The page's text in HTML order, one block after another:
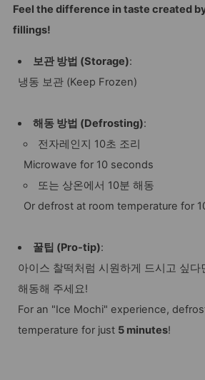
Feel the difference in taste created
fillings!
보관 방법 (Storage):
냉동 보관 (Keep Frozen)
해동 방법 (Defrosting):
전자레인지 10초 조리
Microwave for 10 seconds
또는 상온에서 10분 해동
Or defrost at room temperature for
꿀팁 (Pro-tip):
아이스 찰떡처럼 시원하게 드시고 싶다
해동해 주세요!
For an "Ice Mochi" experience,
temperature for just 5 minutes!